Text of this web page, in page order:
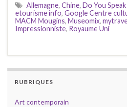
Allemagne, Chine, Do You
etourisme info, Google Centre
MACM Mougins, Museomix,
Impressionniste, Royaume Uni
RUBRIQUES
Art contemporain